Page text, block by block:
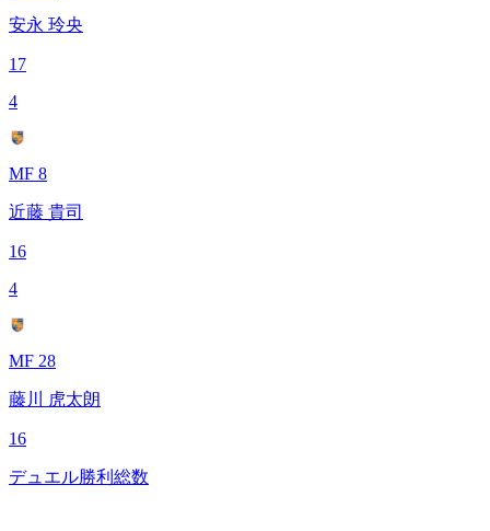
安永 玲央
17
4
MF 8
近藤 貴司
16
4
MF 28
藤川 虎太朗
16
デュエル勝利総数